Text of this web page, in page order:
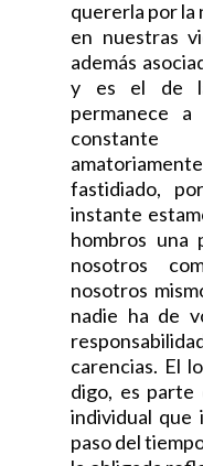
quererla por la
en nuestras
además
y es el de
permanece
fastidiado,
instante
hombros una
nosotros
nosotros
nadie ha de
carencias. El
digo, es parte
individual que
paso del